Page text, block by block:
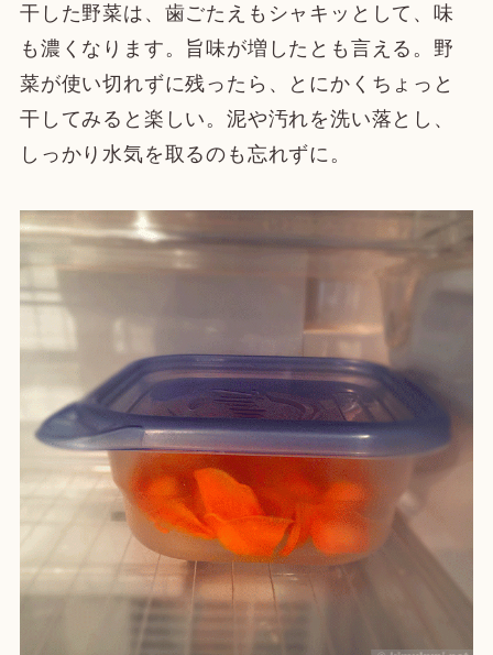
干した野菜は、歯ごたえもシャキッとして、味
も濃くなります。旨味が増したとも言える。野
菜が使い切れずに残ったら、とにかくちょっと
干してみると楽しい。泥や汚れを洗い落とし、
しっかり水気を取るのも忘れずに。